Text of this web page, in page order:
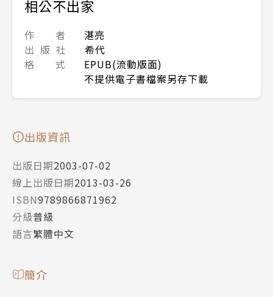
相公不出家
作 者
湛亮
出 版 社
希代
格 式
EPUB(流動版面)
不提供電子書檔案另存下載
出版資訊
出版日期2003-07-02
線上出版日期2013-03-26
ISBN9789866871962
分級普級
語言繁體中文
簡介